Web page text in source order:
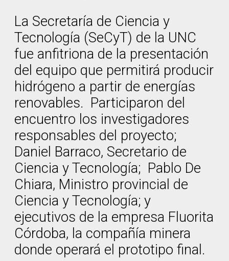
​La Secretaría de Ciencia y
Tecnología (SeCyT) de la UNC
fue anfitriona de la presentación
del equipo que permitirá producir
hidrógeno a partir de energías
renovables. Participaron del
encuentro los investigadores
responsables del proyecto;
Daniel Barraco, Secretario de
Ciencia y Tecnología; Pablo De
Chiara, Ministro provincial de
Ciencia y Tecnología; y
ejecutivos de la empresa Fluorita
Córdoba, la compañía minera
donde operará el prototipo final.